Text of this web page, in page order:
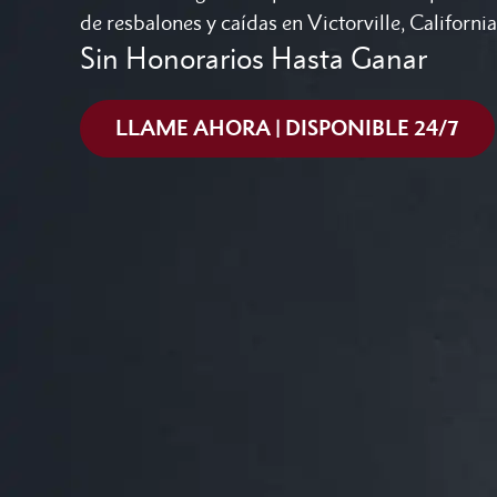
de resbalones y caídas en Victorville,
Sin Honorarios Hasta Ganar
LLAME AHORA | DISPONIBLE 24/7